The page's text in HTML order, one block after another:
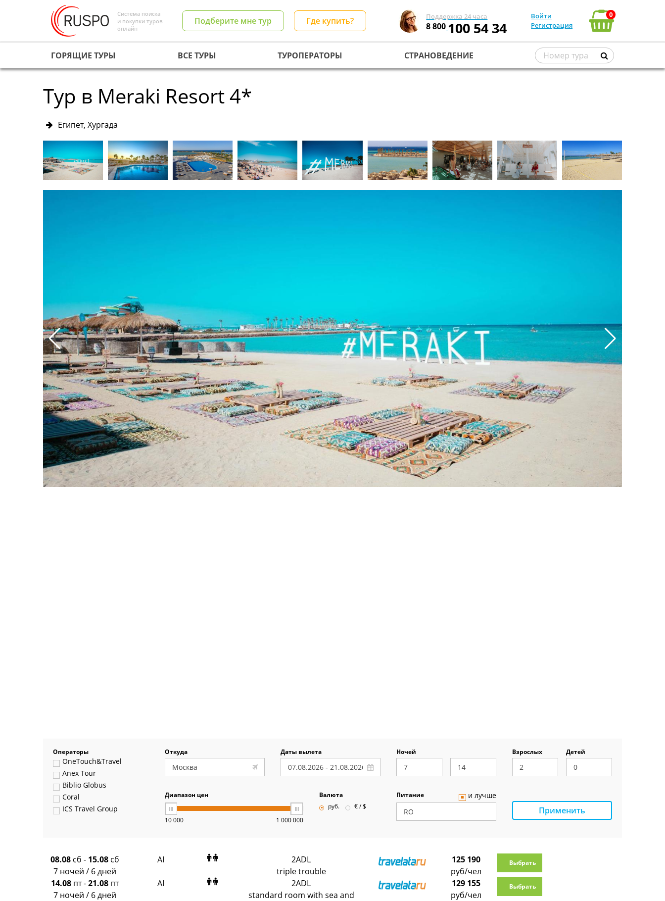
Система поиска
и покупки туров
онлайн
Подберите мне тур Где купить? Поддержка 24 часа
8 800100 54 34
Войти
Регистрация
0
ГОРЯЩИЕ ТУРЫ ВСЕ ТУРЫ ТУРОПЕРАТОРЫ СТРАНОВЕДЕНИЕ
Тур в Meraki Resort 4*
Египет, Хургада
Операторы
OneTouch&Travel
Anex Tour
Biblio Globus
Coral
ICS Travel Group
Panteon
Ambotis
Paks
Amigo-S
Откуда Даты вылета Ночей Взрослых Детей
Диапазон цен
10 000 1 000 000
Валюта
руб.
€ / $
Питание и лучше
Применить
08.08 сб - 15.08 сб
7 ночей / 6 дней
AI
2ADL
triple trouble
125 190
руб/чел
Выбрать
14.08 пт-21.08 пт
7 ночей / 6 дней
AI
2ADL
standard room with sea and
129 155
руб/чел
Выбрать